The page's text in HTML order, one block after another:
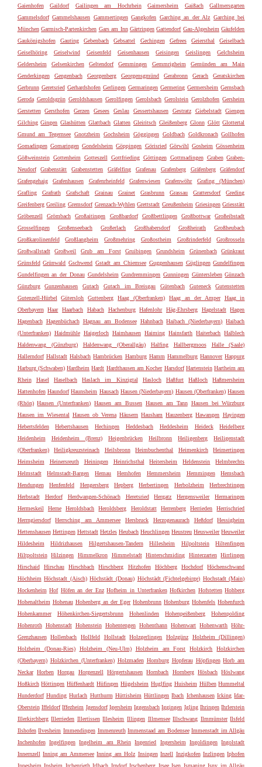
Gaienhofen
Gaildorf Gailingen am Hochrhein Gaimersheim Gaißach
Gallmersgarten
Gammelsdorf Gammelshausen Gammertingen Gangkofen Garching an der Alz Garching bei
München Garmisch-Partenkirchen Gars am Inn Gärtringen Gattendorf Gau-Algesheim Gäufelden
Gaukönigshofen
Gauting Gebenbach Gebsattel Gechingen Gefrees Geiersthal
Geiselbach
Geiselhöring
Geiselwind Geisenfeld Geisenhausen Geisingen Geislingen
Gelchsheim
Geldersheim
Gelsenkirchen Geltendorf Gemmingen Gemmrigheim
Gemünden am Main
Genderkingen
Gengenbach Georgenberg Georgensgmünd Gerabronn Gerach
Geratskirchen
Gerbrunn Geretsried Gerhardshofen Gerlingen Germaringen Germering Germersheim Gernsbach
Geroda Geroldsgrün Geroldshausen Gerolfingen Gerolsbach Gerolstein Gerolzhofen Gersheim
Gerstetten
Gersthofen Gerzen Gesees Geslau Gessertshausen Gestratz Giebelstadt
Giengen
Gilching Gingen Glashütten Glattbach Glatten Gleiritsch Gleißenberg Glonn Glött Glottertal
Gmund am Tegernsee Gnotzheim Gochsheim Göggingen Goldbach Goldkronach Gollhofen
Gomadingen Gomaringen Gondelsheim Göppingen Görisried Görwihl Gosheim Gössenheim
Gößweinstein Gottenheim Gotteszell Gottfrieding Göttingen Gottmadingen Graben Graben-
Neudorf
Grabenstätt Grabenstetten Gräfelfing Grafenau Grafenberg Gräfenberg
Gräfendorf
Grafengehaig
Grafenhausen Grafenrheinfeld Grafenwiesen Grafenwöhr
Grafing (München)
Grafling
Grafrath Grafschaft Grainau Grainet Grasbrunn Grassau Grattersdorf
Greding
Greifenberg Greiling Gremsdorf Grenzach-Wyhlen Grettstadt Greußenheim Griesingen Griesstätt
Gröbenzell
Grömbach Großaitingen Großbardorf Großbettlingen Großbottwar
Großeibstadt
Grosselfingen
Großenseebach Großerlach Großhabersdorf Großheirath
Großheubach
Großkarolinenfeld
Großlangheim Großmehring Großostheim Großrinderfeld
Großrosseln
Großwallstadt
Großweil Grub am Forst Gruibingen Grundsheim Grünenbach
Grünkraut
Grünsfeld Grünwald Gschwend Gstadt am Chiemsee Guggenhausen Güglingen Gundelfingen
Gundelfingen an der Donau Gundelsheim Gundremmingen Gunningen Güntersleben Günzach
Günzburg
Gunzenhausen Gutach Gutach im Breisgau Gütenbach Guteneck
Gutenstetten
Gutenzell-Hürbel
Gütersloh Guttenberg Haag (Oberfranken) Haag an der Amper
Haag in
Oberbayern
Haar Haarbach Habach Hachenburg Hafenlohr Häg-Ehrsberg Hagelstadt
Hagen
Hagenbach Hagenbüchach Hagnau am Bodensee Hahnbach Haibach (Niederbayern) Haibach
(Unterfranken) Haidmühle Haigerloch Haimhausen Haiming Hainsfarth Haiterbach Halblech
Haldenwang (Günzburg)
Haldenwang (Oberallgäu) Halfing Hallbergmoos
Halle (Saale)
Hallerndorf Hallstadt Halsbach Hambrücken Hamburg Hamm Hammelburg Hannover Happurg
Harburg (Schwaben) Hardheim Hardt Hardthausen am Kocher Harsdorf Hartenstein Hartheim am
Rhein
Hasel Haselbach Haslach im Kinzigtal Hasloch Haßfurt Haßloch
Haßmersheim
Hattenhofen Haundorf Haunsheim Hausach Hausen (Niederbayern) Hausen (Oberfranken) Hausen
(Rhön) Hausen (Unterfranken) Hausen am Bussen Hausen am Tann Hausen bei Würzburg
Hausen im Wiesental Hausen ob Verena Häusern Hausham Hauzenberg Hawangen Hayingen
Hebertsfelden
Hebertshausen Hechingen Heddesbach Heddesheim Heideck
Heidelberg
Heidenheim
Heidenheim (Brenz) Heigenbrücken Heilbronn Heiligenberg
Heiligenstadt
(Oberfranken)
Heiligkreuzsteinach Heilsbronn Heimbuchenthal Heimenkirch
Heimertingen
Heimsheim
Heinersreuth Heiningen Heinrichsthal Heitersheim Heldenstein
Helmbrechts
Helmstadt
Helmstadt-Bargen Hemau Hemhofen Hemmersheim Hemmingen
Hemsbach
Hendungen
Henfenfeld Hengersberg Hepberg Herbertingen Herbolzheim
Herbrechtingen
Herbstadt
Herdorf Herdwangen-Schönach Heretsried Hergatz Hergensweiler
Hermaringen
Hermeskeil
Herne Heroldsbach Heroldsberg Heroldstatt Herrenberg Herrieden
Herrischried
Herrngiersdorf
Herrsching am Ammersee Hersbruck Herzogenaurach Heßdorf
Hessigheim
Hettenshausen Hettingen Hettstadt Hetzles Heubach Heuchlingen Heustreu Heusweiler Heuweiler
Hildesheim
Hildrizhausen Hilgertshausen-Tandern Hillesheim Hilpoltstein
Hiltenfingen
Hiltpoltstein
Hilzingen Himmelkron Himmelstadt Hinterschmiding Hinterzarten
Hirrlingen
Hirschaid
Hirschau Hirschbach Hirschberg Hitzhofen Höchberg Hochdorf
Höchenschwand
Höchheim Höchstadt (Aisch) Höchstädt (Donau) Höchstädt (Fichtelgebirge) Hochstadt (Main)
Hockenheim Hof Höfen an der Enz Hofheim in Unterfranken Hofkirchen Hofstetten Hohberg
Hohenaltheim Hohenau Hohenberg an der Eger Hohenbrunn Hohenburg Hohenfels Hohenfurch
Hohenkammer
Höhenkirchen-Siegertsbrunn Hohenlinden Hohenpeißenberg
Hohenpolding
Hohenroth Hohenstadt Hohenstein Hohentengen Hohenthann Hohenwart Hohenwarth Höhr-
Grenzhausen
Hollenbach Hollfeld Hollstadt Holzgerlingen Holzgünz
Holzheim (Dillingen)
Holzheim (Donau-Ries)
Holzheim (Neu-Ulm) Holzheim am Forst Holzkirch
Holzkirchen
(Oberbayern) Holzkirchen (Unterfranken) Holzmaden Homburg Hopferau Höpfingen Horb am
Neckar Horben Horgau Horgenzell Hörgertshausen Hornbach Hornberg Hösbach Höslwang
Hoßkirch Höttingen Hüffenhardt Hüfingen Hügelsheim Huglfing Huisheim Hülben Hummeltal
Hunderdorf Hunding Hurlach Hutthurm Hüttisheim Hüttlingen Ibach Ichenhausen Icking Idar-
Oberstein Iffeldorf Iffezheim Igensdorf Igersheim Iggensbach Iggingen Igling Ihringen Ihrlerstein
Illerkirchberg Illerrieden Illertissen Illesheim Illingen Illmensee Illschwang Ilmmünster Ilsfeld
Ilshofen Ilvesheim Immendingen Immenreuth Immenstaad am Bodensee Immenstadt im Allgäu
Inchenhofen Ingelfingen Ingelheim am Rhein Ingenried Ingersheim Ingoldingen Ingolstadt
Innernzell Inning am Ammersee Inning am Holz Insingen Inzell Inzigkofen Inzlingen Iphofen
Ippesheim Ipsheim Irchenrieth Irlbach Irndorf Irschenberg Irsee Isen Ismaning Isny im Allgäu